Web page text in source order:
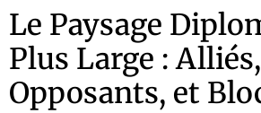
Le Paysage
Plus Large : Alliés,
Opposants, et